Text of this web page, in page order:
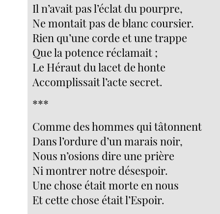
Il n’avait pas l’éclat du pourpre,
Ne montait pas de blanc coursier.
Rien qu’une corde et une trappe
Que la potence réclamait ;
Le Héraut du lacet de honte
Accomplissait l’acte secret.
***
Comme des hommes qui tâtonnent
Dans l’ordure d’un marais noir,
Nous n’osions dire une prière
Ni montrer notre désespoir.
Une chose était morte en nous
Et cette chose était l’Espoir.